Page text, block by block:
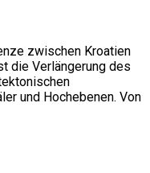
zwischen Kroatien
die Verlängerung des
und Hochebenen. Von